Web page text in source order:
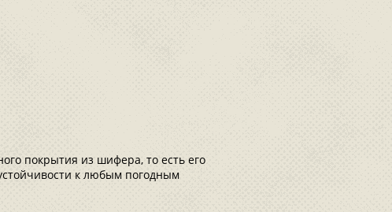
покрытия из шифера, то есть его
к любым погодным